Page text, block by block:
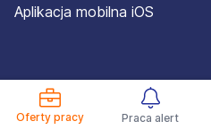
Oferty pracy Praca alert
Aplikacja mobilna iOS